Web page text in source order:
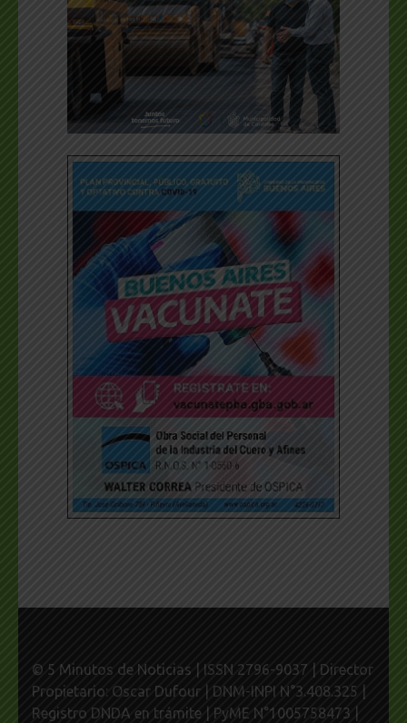
© 5 Minutos de Noticias | ISSN 2796-9037 | Director
Propietario: Oscar Dufour | DNM-INPI N°3.408.325 |
Registro DNDA en trámite | PyME N°1005758473 |